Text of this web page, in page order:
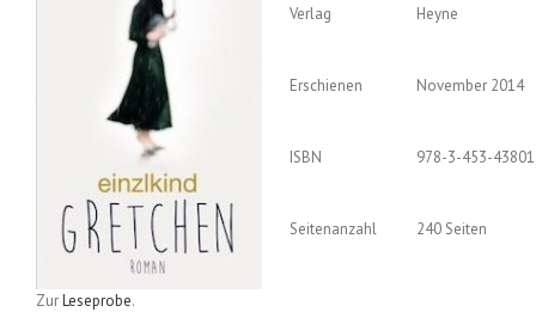
Verlag Heyne
Erschienen November 2014
ISBN 978-3-453-
Seitenanzahl 240 Seiten
ZurLeseprobe.